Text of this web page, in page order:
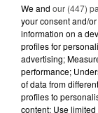
We and our (447)
your consent and/
information on a
profiles for
advertising;
performance;
of data from
profiles to
content; Use